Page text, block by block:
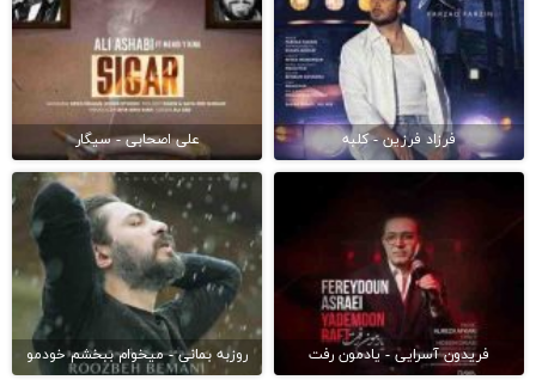
فرزاد فرزین - کلبه علی اصحابی - سیگار
فریدون آسرایی - یادمون رفت روزبه بمانی - میخوام ببخشم خودمو